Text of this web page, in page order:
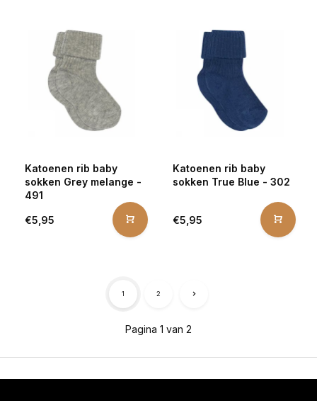
Katoenen rib baby
sokken Grey melange -
491
€5,95
Katoenen rib baby
sokken True Blue - 302
€5,95
Pagina 1 van 2
1 2